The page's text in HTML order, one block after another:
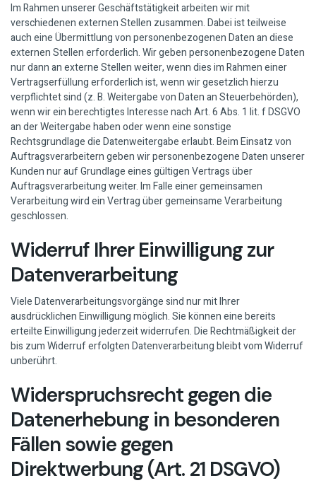
Im Rahmen unserer Geschäftstätigkeit arbeiten wir mit
verschiedenen externen Stellen zusammen. Dabei ist teilweise
auch eine Übermittlung von personenbezogenen Daten an diese
externen Stellen erforderlich. Wir geben personenbezogene Daten
nur dann an externe Stellen weiter, wenn dies im Rahmen einer
Vertragserfüllung erforderlich ist, wenn wir gesetzlich hierzu
verpflichtet sind (z. B. Weitergabe von Daten an Steuerbehörden),
wenn wir ein berechtigtes Interesse nach Art. 6 Abs. 1 lit. f DSGVO
an der Weitergabe haben oder wenn eine sonstige
Rechtsgrundlage die Datenweitergabe erlaubt. Beim Einsatz von
Auftragsverarbeitern geben wir personenbezogene Daten unserer
Kunden nur auf Grundlage eines gültigen Vertrags über
Auftragsverarbeitung weiter. Im Falle einer gemeinsamen
Verarbeitung wird ein Vertrag über gemeinsame Verarbeitung
geschlossen.
Widerruf Ihrer Einwilligung zur
Datenverarbeitung
Viele Datenverarbeitungsvorgänge sind nur mit Ihrer
ausdrücklichen Einwilligung möglich. Sie können eine bereits
erteilte Einwilligung jederzeit widerrufen. Die Rechtmäßigkeit der
bis zum Widerruf erfolgten Datenverarbeitung bleibt vom Widerruf
unberührt.
Widerspruchsrecht gegen die
Datenerhebung in besonderen
Fällen sowie gegen
Direktwerbung (Art. 21 DSGVO)